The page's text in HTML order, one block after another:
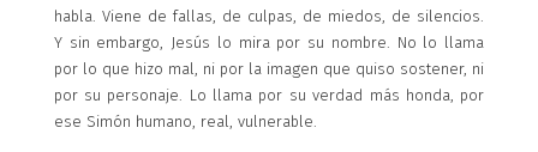
habla. Viene de fallas, de culpas, de miedos, de silencios.
Y sin embargo, Jesús lo mira por su nombre. No lo llama
por lo que hizo mal, ni por la imagen que quiso sostener, ni
por su personaje. Lo llama por su verdad más honda, por
ese Simón humano, real, vulnerable.